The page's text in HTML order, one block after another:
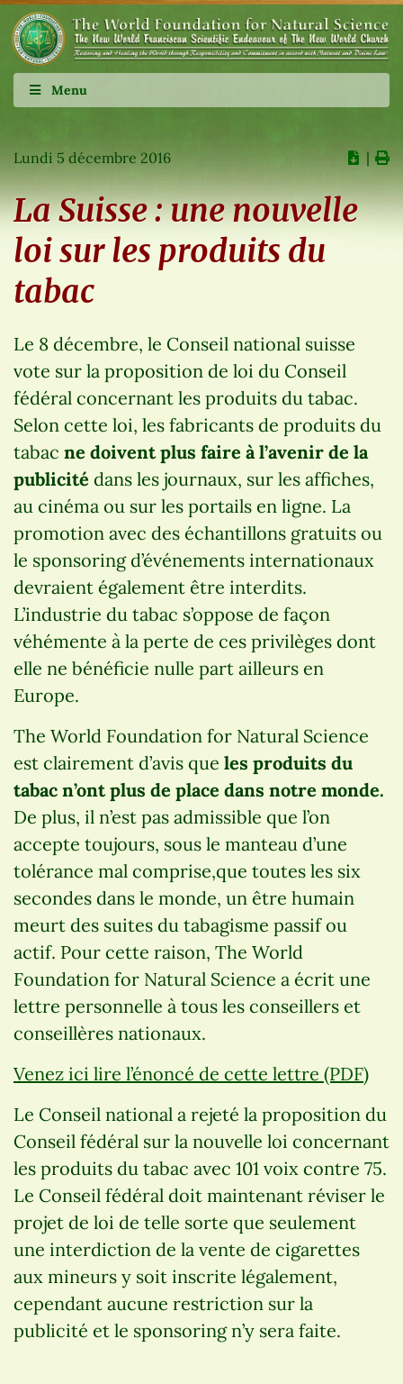
Menu
Lundi 5 décembre 2016 ∣
La Suisse : une nouvelle
loi sur les produits du
tabac
Le 8 décembre, le Conseil national suisse
vote sur la proposition de loi du Conseil
fédéral concernant les produits du tabac.
Selon cette loi, les fabricants de produits du
tabac ne doivent plus faire à l’avenir de la
publicité dans les journaux, sur les affiches,
au cinéma ou sur les portails en ligne. La
promotion avec des échantillons gratuits ou
le sponsoring d’événements internationaux
devraient également être interdits.
L’industrie du tabac s’oppose de façon
véhémente à la perte de ces privilèges dont
elle ne bénéficie nulle part ailleurs en
Europe.
The World Foundation for Natural Science
est clairement d’avis que les produits du
tabac n’ont plus de place dans notre monde.
De plus, il n’est pas admissible que l’on
accepte toujours, sous le manteau d’une
tolérance mal comprise,que toutes les six
secondes dans le monde, un être humain
meurt des suites du tabagisme passif ou
actif. Pour cette raison, The World
Foundation for Natural Science a écrit une
lettre personnelle à tous les conseillers et
conseillères nationaux.
Venez ici lire l’énoncé de cette lettre (PDF)
Le Conseil national a rejeté la proposition du
Conseil fédéral sur la nouvelle loi concernant
les produits du tabac avec 101 voix contre 75.
Le Conseil fédéral doit maintenant réviser le
projet de loi de telle sorte que seulement
une interdiction de la vente de cigarettes
aux mineurs y soit inscrite légalement,
cependant aucune restriction sur la
publicité et le sponsoring n’y sera faite.